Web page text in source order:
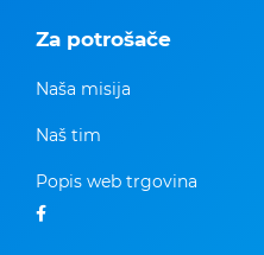
Za potrošače
Naša misija
Naš tim
Popis web trgovina